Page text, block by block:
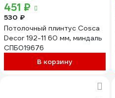
451 ₽
530 ₽
Потолочный плинтус Cosca
Decor 192-11 60 мм, миндаль
СПБ019676
В корзину